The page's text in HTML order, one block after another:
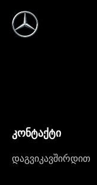
კონტაქტი
დაგვიკავშირდით